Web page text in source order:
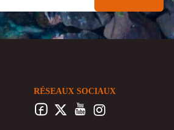
RÉSEAUX SOCIAUX